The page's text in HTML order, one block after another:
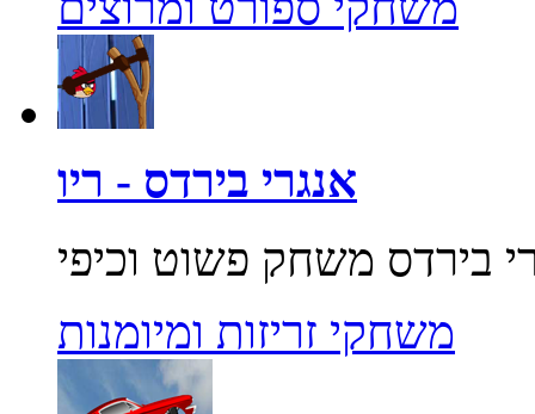
אנגרי בירדס - ריו
משחקי זריזות ומיומנות